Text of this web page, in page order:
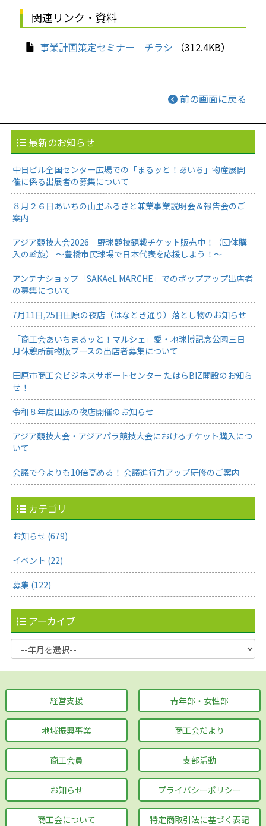
関連リンク・資料
事業計画策定セミナー チラシ （312.4KB）
前の画面に戻る
最新のお知らせ
中日ビル全国センター広場での「まるッと！あいち」物産展開
催に係る出展者の募集について
８月２６日あいちの山里ふるさと兼業事業説明会＆報告会のご
案内
アジア競技大会2026 野球競技観戦チケット販売中！（団体購
入の斡旋） ～豊橋市民球場で日本代表を応援しよう！～
アンテナショップ「SAKAeL MARCHE」でのポップアップ出店者
の募集について
7月11日,25日田原の夜店（はなとき通り）落とし物のお知らせ
「商工会あいちまるッと！マルシェ」愛・地球博記念公園三日
月休憩所前物販ブースの出店者募集について
田原市商工会ビジネスサポートセンター たはらBIZ開設のお知ら
せ！
令和８年度田原の夜店開催のお知らせ
アジア競技大会・アジアパラ競技大会におけるチケット購入につ
いて
会議で今よりも10倍高める！ 会議進行力アップ研修のご案内
カテゴリ
お知らせ (679)
イベント (22)
募集 (122)
アーカイブ
経営支援
地域振興事業
商工会員
お知らせ
商工会について
青年部・女性部
商工会だより
支部活動
プライバシーポリシー
特定商取引法に基づく表記